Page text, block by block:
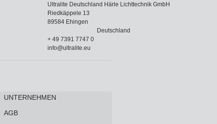
Ultralite Deutschland Härle Lichttechnik GmbH
Riedkäppele 13
89584 Ehingen
Deutschland
+ 49 7391 7747 0
info@ultralite.eu
UNTERNEHMEN
AGB